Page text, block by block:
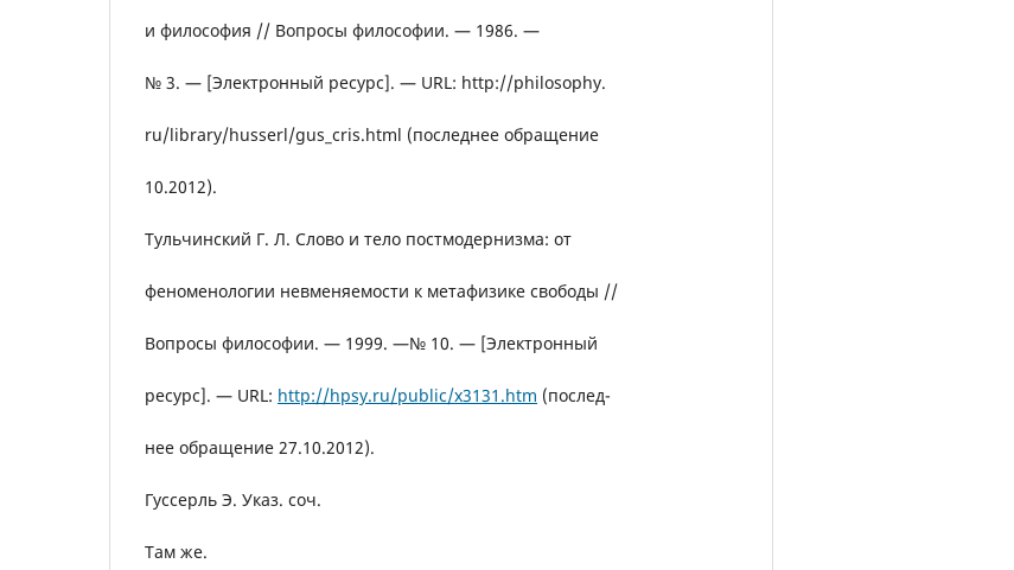
и философия // Вопросы философии. — 1986. —
№ 3. — [Электронный ресурс]. — URL: http://philosophy.
ru/library/husserl/gus_cris.html (последнее обращение
10.2012).
Тульчинский Г. Л. Слово и тело постмодернизма: от
феноменологии невменяемости к метафизике свободы //
Вопросы философии. — 1999. —№ 10. — [Электронный
ресурс]. — URL: http://hpsy.ru/public/x3131.htm (послед-
нее обращение 27.10.2012).
Гуссерль Э. Указ. соч.
Там же.